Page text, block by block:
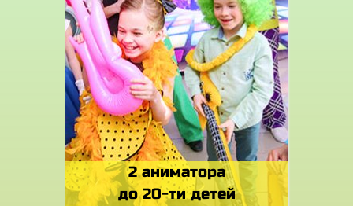
2 аниматора
до 20-ти детей